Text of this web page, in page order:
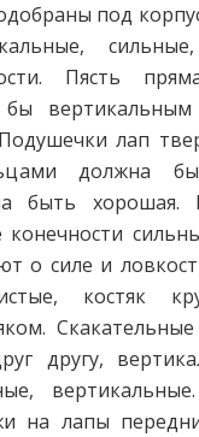
под
Пясть
лап
должна
быть хорошая.
о силе и
костяк
другу,
на лапы